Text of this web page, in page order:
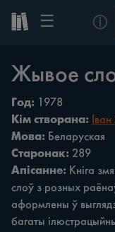
☰ ⓘ
Жывое
Год: 1978
Кім створана:
Мова: Беларуская
Старонак: 289
Апісанне: Кніга
слоў з розных
аформлены ў
багаты